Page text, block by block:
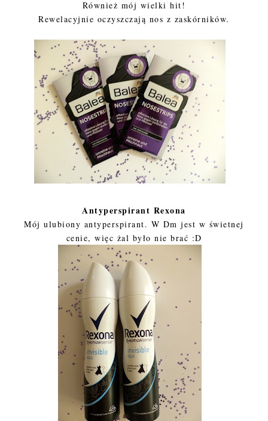
Również mój wielki hit!
Rewelacyjnie oczyszczają nos z zaskórników.
Antyperspirant Rexona
Mój ulubiony antyperspirant. W Dm jest w świetnej
cenie, więc żal było nie brać :D